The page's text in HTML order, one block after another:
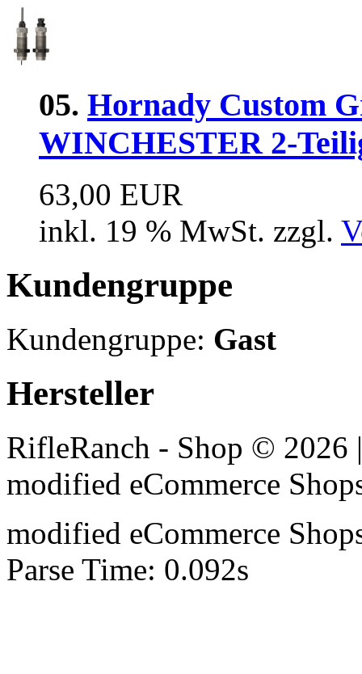
05. Hornady Custom
WINCHESTER 2-
63,00 EUR
inkl. 19 % MwSt. zzgl.
Kundengruppe
Kundengruppe: Gast
Hersteller
RifleRanch - Shop © 2026
modified eCommerce
modified eCommerce
Parse Time: 0.092s